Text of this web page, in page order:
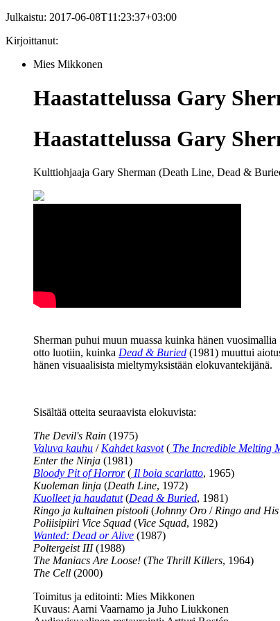
Julkaistu: 2017-06-08T11:23:37+03:00
Kirjoittanut:
Mies Mikkonen
Haastattelussa Gary
Haastattelussa Gary
Kulttiohjaaja Gary Sherman (Death Line, Dead &
Sherman puhui muun muassa kuinka hänen
otto luotiin, kuinka Dead & Buried (1981) muuttui
hänen visuaalisista mieltymyksistään elokuvantekijänä.
Sisältää otteita seuraavista elokuvista:
The Devil's Rain (1975)
Valuva kauhu / Kahdet kasvot( The Incredible Melting
Enter the Ninja (1981)
Bloody Pit of Horror( Il boia scarlatto, 1965)
Kuoleman linja (Death Line, 1972)
Kuolleet ja haudatut(Dead & Buried, 1981)
Ringo ja kultainen pistooli (Johnny Oro / Ringo and
Poliisipiiri Vice Squad (Vice Squad, 1982)
Wanted: Dead or Alive (1987)
Poltergeist III(1988)
The Maniacs Are Loose! (The Thrill Killers, 1964)
The Cell (2000)
Toimitus ja editointi: Mies Mikkonen
Kuvaus: Aarni Vaarnamo ja Juho Liukkonen